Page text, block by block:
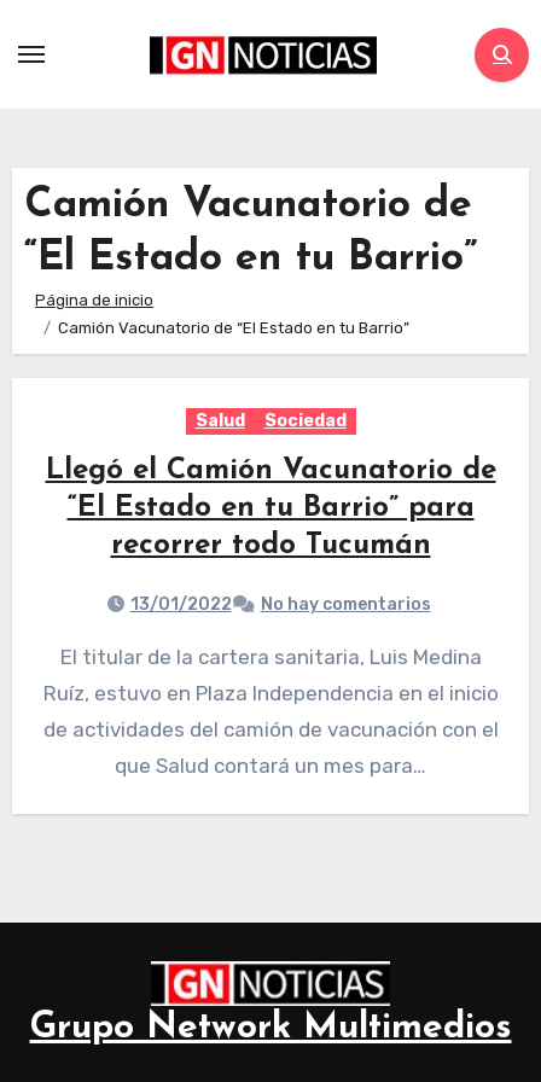
Camión Vacunatorio de
“El Estado en tu Barrio”
Página de inicio
Camión Vacunatorio de “El Estado en tu Barrio”
Salud Sociedad
Llegó el Camión Vacunatorio de
“El Estado en tu Barrio” para
recorrer todo Tucumán
13/01/2022 No hay comentarios
El titular de la cartera sanitaria, Luis Medina
Ruíz, estuvo en Plaza Independencia en el inicio
de actividades del camión de vacunación con el
que Salud contará un mes para…
Grupo Network Multimedios